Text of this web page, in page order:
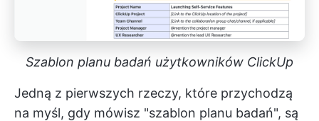
Szablon planu badań użytkowników ClickUp
Jedną z pierwszych rzeczy, które przychodzą
na myśl, gdy mówisz "szablon planu badań", są